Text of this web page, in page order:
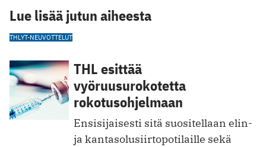
Lue lisää jutun aiheesta
THL YT-NEUVOTTELUT
THL esittää
vyöruusurokotetta
rokotusohjelmaan
Ensisijaisesti sitä suositellaan elin-
ja kantasolusiirtopotilaille sekä